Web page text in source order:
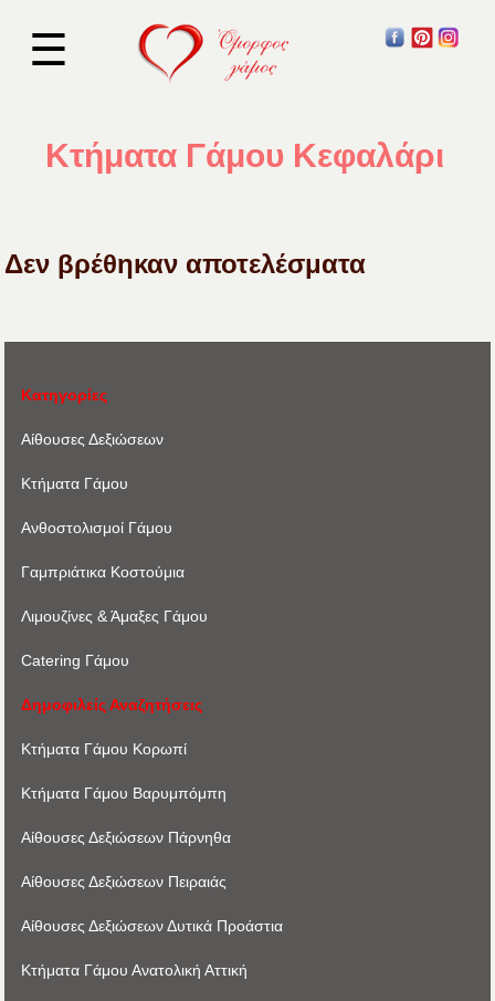
☰
Κτήματα Γάμου Κεφαλάρι
Δεν βρέθηκαν αποτελέσματα
Κατηγορίες
Αίθουσες Δεξιώσεων
Κτήματα Γάμου
Ανθοστολισμοί Γάμου
Γαμπριάτικα Κοστούμια
Λιμουζίνες & Άμαξες Γάμου
Catering Γάμου
Δημοφιλείς Αναζητήσεις
Κτήματα Γάμου Κορωπί
Κτήματα Γάμου Βαρυμπόμπη
Αίθουσες Δεξιώσεων Πάρνηθα
Αίθουσες Δεξιώσεων Πειραιάς
Αίθουσες Δεξιώσεων Δυτικά Προάστια
Κτήματα Γάμου Ανατολική Αττική